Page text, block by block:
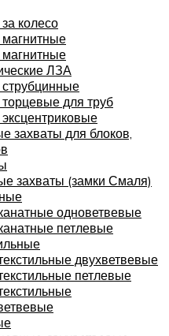
колесо
ЛЗА
для труб
захваты для блоков,
захваты (замки Смаля)
одноветвевые
петлевые
двухветвевые
петлевые